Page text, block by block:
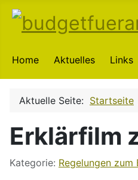
Home Aktuelles Links
Aktuelle Seite: Startseite
Erklärfilm
Kategorie: Regelungen